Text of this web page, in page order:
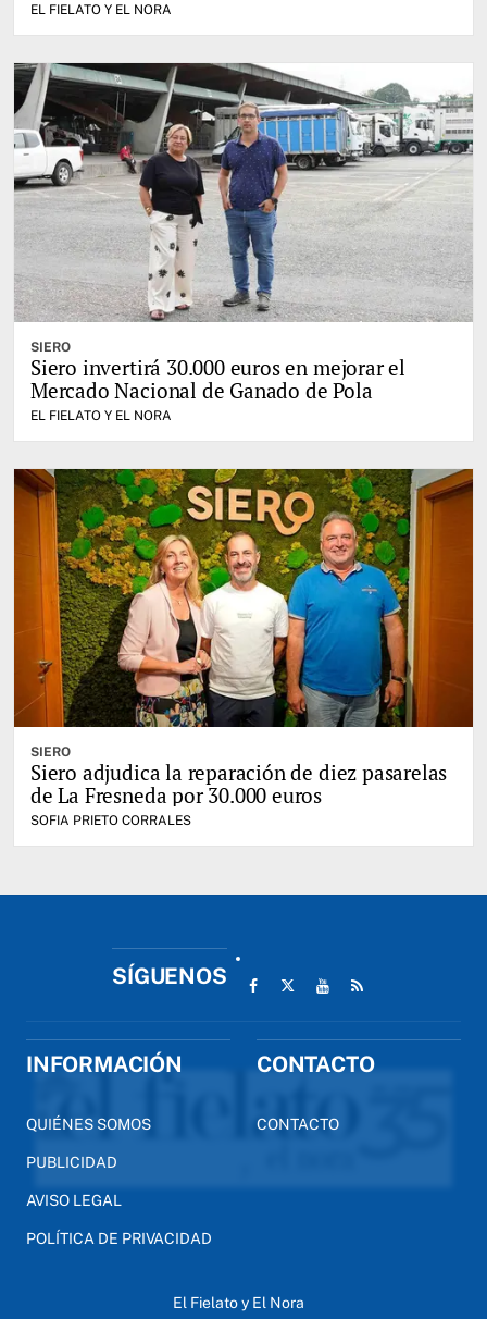
EL FIELATO Y EL NORA
SIERO
Siero invertirá 30.000 euros en mejorar el
Mercado Nacional de Ganado de Pola
EL FIELATO Y EL NORA
SIERO
Siero adjudica la reparación de diez pasarelas
de La Fresneda por 30.000 euros
SOFIA PRIETO CORRALES
SÍGUENOS
INFORMACIÓN
QUIÉNES SOMOS
PUBLICIDAD
AVISO LEGAL
POLÍTICA DE PRIVACIDAD
CONTACTO
CONTACTO
El Fielato y El Nora